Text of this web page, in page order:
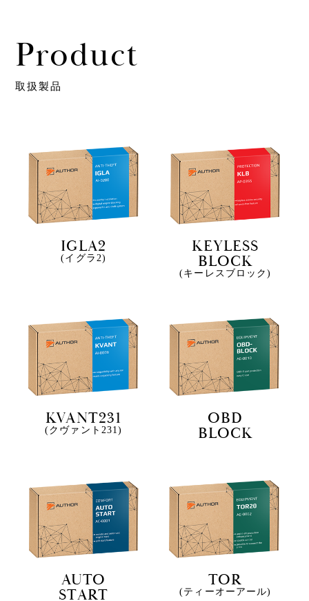
Product
取扱製品
IGLA2
(イグラ2)
KEYLESS
BLOCK
(キーレスブロック)
KVANT231
(クヴァント231)
OBD
BLOCK
AUTO
START
TOR
(ティーオーアール)